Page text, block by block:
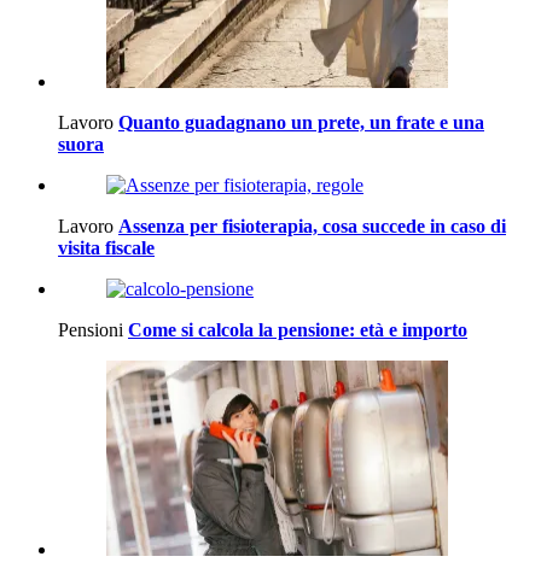
Lavoro Quanto guadagnano un prete, un frate e una
suora
Lavoro Assenza per fisioterapia, cosa succede in caso di
visita fiscale
Pensioni Come si calcola la pensione: età e importo